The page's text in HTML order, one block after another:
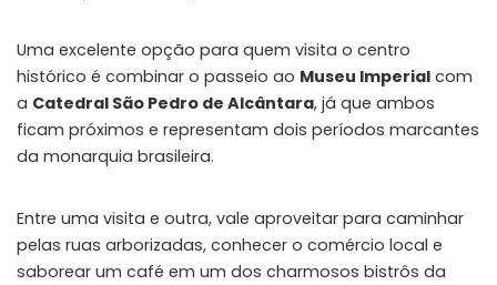
Uma excelente opção para quem visita o centro
histórico é combinar o passeio ao Museu Imperial com
a Catedral São Pedro de Alcântara, já que ambos
ficam próximos e representam dois períodos marcantes
da monarquia brasileira.
Entre uma visita e outra, vale aproveitar para caminhar
pelas ruas arborizadas, conhecer o comércio local e
saborear um café em um dos charmosos bistrôs da